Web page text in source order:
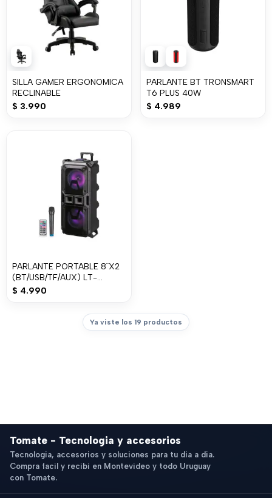
SILLA GAMER ERGONOMICA
RECLINABLE
$ 3.990
PARLANTE BT TRONSMART
T6 PLUS 40W
$ 4.989
PARLANTE PORTABLE 8¨X2
(BT/USB/TF/AUX) LT-
2801XBT
$ 4.990
Ya viste los 19 productos
Tomate - Tecnologia y accesorios
Tecnologia, accesorios y soluciones para tu dia a dia.
Compra facil y recibi en Montevideo y todo Uruguay
con Tomate.